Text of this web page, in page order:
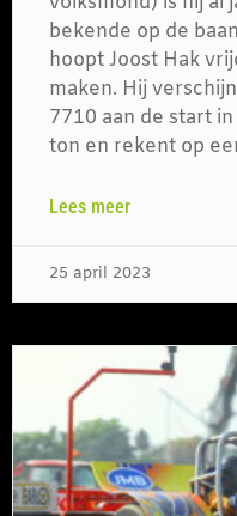
bekende op de
hoopt Joost Hak
maken. Hij
7710 aan de start
ton en rekent op
Lees meer
25 april 2023